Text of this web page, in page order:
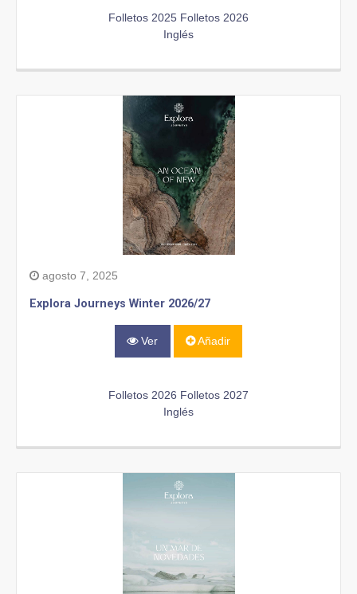
Folletos 2025 Folletos 2026
Inglés
agosto 7, 2025
Explora Journeys Winter 2026/27
Ver Añadir
Folletos 2026 Folletos 2027
Inglés